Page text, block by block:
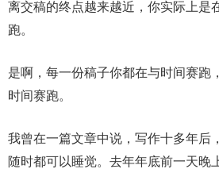
离交稿的终点越来越近，你实际上是
跑。
是啊，每一份稿子你都在与时间赛跑
时间赛跑。
我曾在一篇文章中说，写作十多年后
随时都可以睡觉。去年年底前一天晚